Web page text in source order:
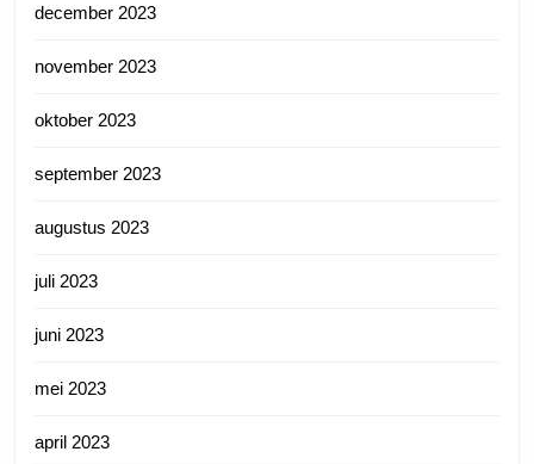
december 2023
november 2023
oktober 2023
september 2023
augustus 2023
juli 2023
juni 2023
mei 2023
april 2023